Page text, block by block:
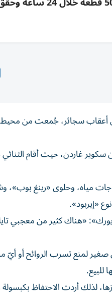
الحصول على نفايات، مثل أعقاب سجائر، جُمعت من
غاردن، حيث أقام
زجاجات مياه، وحلوى «رينغ
«إيربود».
«هناك كثير من معجبي
لمنع تسرب الروائح أو أيّ
لذلك أردت الاحتفاظ بكبسولة